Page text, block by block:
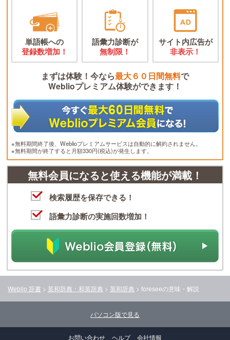
単語帳への
登録数増加！
語彙力診断が
無制限！
サイト内広告が
非表示！
まずは体験！今なら最大６０日間無料で
Weblioプレミアム体験ができます！
※無料期間終了後、Weblioプレミアムサービスは自動的に解約されません。
※無料期間が終了すると月額330円(税込)が発生します。
無料会員になると使える機能が満載！
検索履歴を保存できる！
語彙力診断の実施回数増加！
Weblio 辞書 > 英和辞典・和英辞典 > 英和辞典 > foreseeの意味・解説
パソコン版で見る
お問い合わせ ヘルプ 会社情報